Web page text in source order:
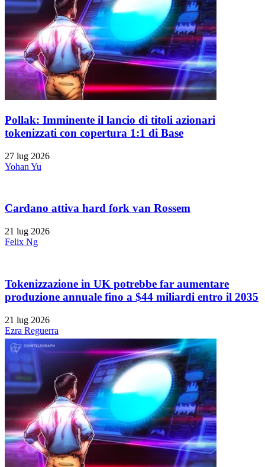
Pollak: Imminente il lancio di titoli azionari
tokenizzati con copertura 1:1 di Base
27 lug 2026
Yohan Yu
Cardano attiva hard fork van Rossem
21 lug 2026
Felix Ng
Tokenizzazione in UK potrebbe far aumentare
produzione annuale fino a $44 miliardi entro il 2035
21 lug 2026
Ezra Reguerra